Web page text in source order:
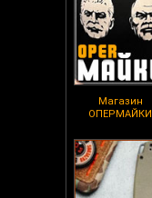
Магазин
ОПЕРМАЙКИ